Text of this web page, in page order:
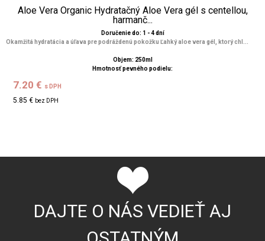
Aloe Vera Organic Hydratačný Aloe Vera gél s centellou,
harmanč...
Doručenie do: 1 - 4 dní
Okamžitá hydratácia a úľava pre podráždenú pokožku Ľahký aloe vera gél, ktorý chl...
Objem: 250ml
Hmotnosť pevného podielu:
7.20 € s DPH
5.85 € bez DPH
DAJTE O NÁS VEDIEŤ AJ